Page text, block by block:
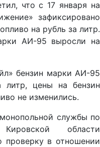
что с 17 января на
зафиксировано
на рубль за литр.
АИ-95 выросли на
бензин марки АИ-95
литр, цены на бензин
не изменились.
службы по
области
проверку в отношении